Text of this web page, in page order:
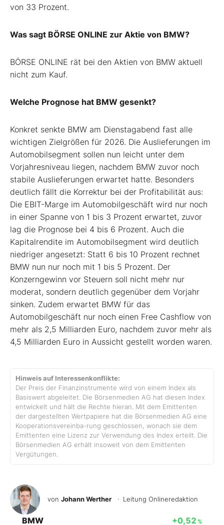
von 33 Prozent.
Was sagt BÖRSE ONLINE zur Aktie von BMW?
BÖRSE ONLINE rät bei den Aktien von BMW aktuell
nicht zum Kauf.
Welche Prognose hat BMW gesenkt?
Konkret senkte BMW am Dienstagabend fast alle
wichtigen Zielgrößen für 2026. Die Auslieferungen im
Automobilsegment sollen nun leicht unter dem
Vorjahresniveau liegen, nachdem BMW zuvor noch
stabile Auslieferungen erwartet hatte. Besonders
deutlich fällt die Korrektur bei der Profitabilität aus:
Die EBIT-Marge im Automobilgeschäft wird nur noch
in einer Spanne von 1 bis 3 Prozent erwartet, zuvor
lag die Prognose bei 4 bis 6 Prozent. Auch die
Kapitalrendite im Automobilsegment wird deutlich
niedriger angesetzt: Statt 6 bis 10 Prozent rechnet
BMW nun nur noch mit 1 bis 5 Prozent. Der
Konzerngewinn vor Steuern soll nicht mehr nur
moderat, sondern deutlich gegenüber dem Vorjahr
sinken. Zudem erwartet BMW für das
Automobilgeschäft nur noch einen Free Cashflow von
mehr als 2,5 Milliarden Euro, nachdem zuvor mehr als
4,5 Milliarden Euro in Aussicht gestellt worden waren.
Hinweis auf Interessenkonflikte:
Der Preis der Finanzinstrumente wird von einem Index als
Basiswert abgeleitet. Die Börsenmedien AG hat diesen Index
entwickelt und hält die Rechte hieran. Mit dem Emittenten
der dargestellten Wertpapiere hat die Börsenmedien AG eine
Kooperationsvereinba-rung geschlossen, wonach sie dem
Emittenten eine Lizenz zur Verwendung des Index erteilt. Die
Börsenmedien AG erhält insoweit von dem Emittenten
Vergütungen.
von Johann Werther · Leitung Onlineredaktion
BMW
+0,52 %